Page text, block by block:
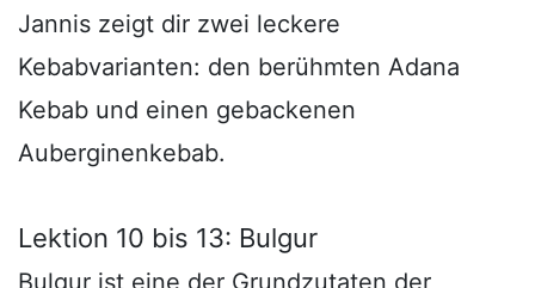
Jannis zeigt dir zwei leckere
Kebabvarianten: den berühmten Adana
Kebab und einen gebackenen
Auberginenkebab.
Lektion 10 bis 13: Bulgur
Bulgur ist eine der Grundzutaten der